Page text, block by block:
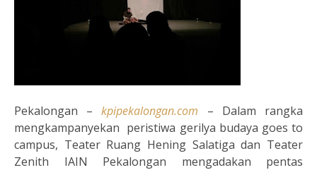
Pekalongan – kpipekalongan.com
– Dalam rangka
mengkampanyekan peristiwa gerilya budaya goes to
campus, Teater Ruang Hening Salatiga dan Teater
Zenith IAIN Pekalongan mengadakan pentas